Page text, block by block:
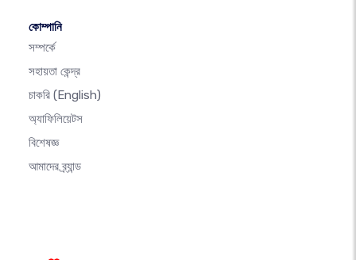
কোম্পানি
সম্পর্কে
সহায়তা কেন্দ্র
চাকরি (English)
অ্যাফিলিয়েটস
বিশেষজ্ঞ
আমাদের ব্র্যান্ড